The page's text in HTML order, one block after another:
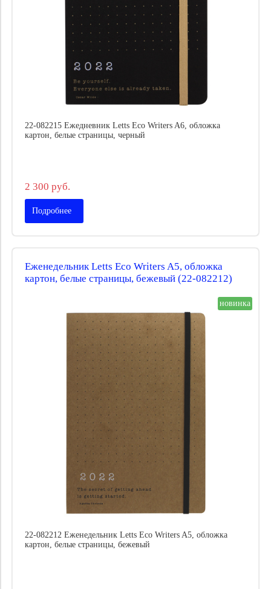
22-082215 Ежедневник Letts Eco Writers A6, обложка
картон, белые страницы, черный
2 300 руб.
Подробнее
Еженедельник Letts Eco Writers A5, обложка
картон, белые страницы, бежевый (22-082212)
новинка
22-082212 Еженедельник Letts Eco Writers A5, обложка
картон, белые страницы, бежевый